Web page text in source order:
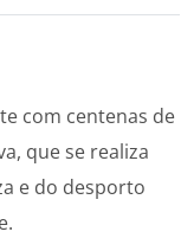
com centenas de
que se realiza
e do desporto